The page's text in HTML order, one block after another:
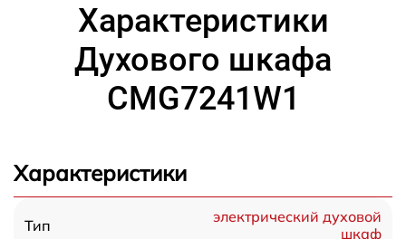
Характеристики
Духового шкафа
CMG7241W1
Характеристики
Тип
электрический духовой
шкаф